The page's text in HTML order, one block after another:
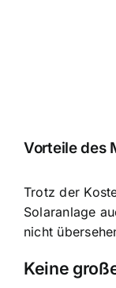
Vorteile des
Trotz der
Solaranlage
nicht
Keine